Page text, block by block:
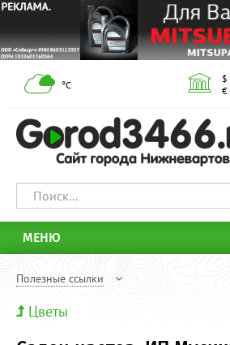
°С
$
€
МЕНЮ
Полезные ссылки
Цветы